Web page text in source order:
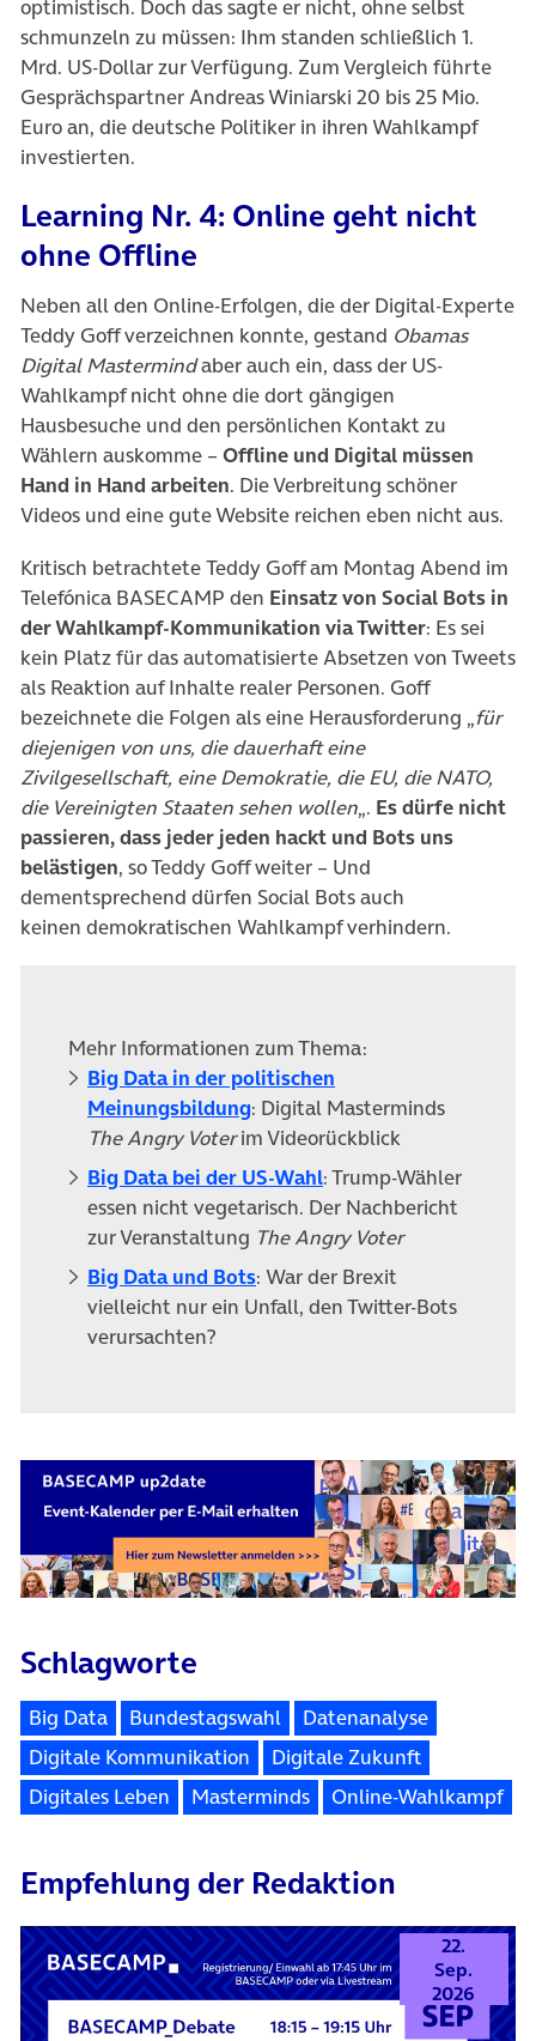
optimistisch. Doch das sagte er nicht, ohne selbst
schmunzeln zu müssen: Ihm standen schließlich 1.
Mrd. US-Dollar zur Verfügung. Zum Vergleich führte
Gesprächspartner Andreas Winiarski 20 bis 25 Mio.
Euro an, die deutsche Politiker in ihren Wahlkampf
investierten.
Learning Nr. 4: Online geht nicht
ohne Offline
Neben all den Online-Erfolgen, die der Digital-Experte
Teddy Goff verzeichnen konnte, gestand Obamas
Digital Mastermindaber auch ein, dass der US-
Wahlkampf nicht ohne die dort gängigen
Hausbesuche und den persönlichen Kontakt zu
Wählern auskomme – Offline und Digital müssen
Hand in Hand arbeiten. Die Verbreitung schöner
Videos und eine gute Website reichen eben nicht aus.
Kritisch betrachtete Teddy Goff am Montag Abend im
Telefónica BASECAMP den Einsatz von Social Bots in
der Wahlkampf-Kommunikation via Twitter: Es sei
kein Platz für das automatisierte Absetzen von Tweets
als Reaktion auf Inhalte realer Personen. Goff
bezeichnete die Folgen als eine Herausforderung „für
diejenigen von uns, die dauerhaft eine
Zivilgesellschaft, eine Demokratie, die EU, die NATO,
die Vereinigten Staaten sehen wollen„. Es dürfe nicht
passieren, dass jeder jeden hackt und Bots uns
belästigen, so Teddy Goff weiter – Und
dementsprechend dürfen Social Bots auch
keinen demokratischen Wahlkampf verhindern.
Mehr Informationen zum Thema:
Big Data in der politischen
Meinungsbildung: Digital Masterminds
The Angry Voterim Videorückblick
Big Data bei der US-Wahl: Trump-Wähler
essen nicht vegetarisch. Der Nachbericht
zur Veranstaltung The Angry Voter
Big Data und Bots: War der Brexit
vielleicht nur ein Unfall, den Twitter-Bots
verursachten?
Schlagworte
Big Data Bundestagswahl
Datenanalyse
Digitale Kommunikation
Digitale Zukunft
Digitales Leben
Masterminds Online-Wahlkampf
Empfehlung der Redaktion
22.
Sep.
2026